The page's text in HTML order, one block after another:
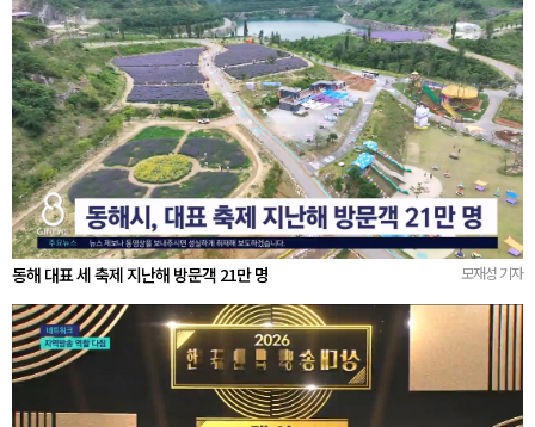
동해 대표 세 축제 지난해 방문객 21만 명 모재성 기자